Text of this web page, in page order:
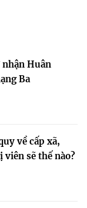
nhận Huân
Ba
về cấp xã,
sẽ thế nào?